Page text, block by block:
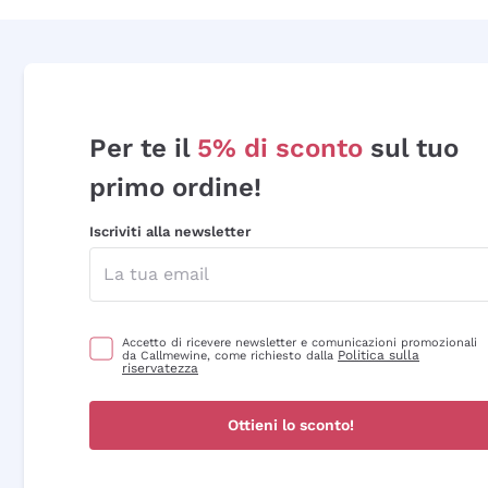
Per te il 5% di sconto sul tuo
primo ordine!
Iscriviti alla newsletter
Accetto di ricevere newsletter e comunicazioni promozionali
da Callmewine, come richiesto dalla Politica sulla
riservatezza
Ottieni lo sconto!